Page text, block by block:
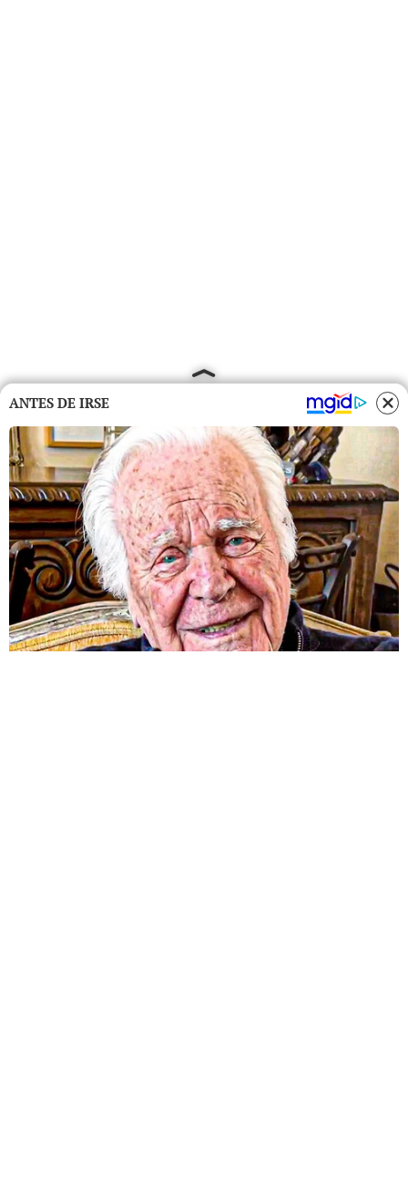
ANTES DE IRSE